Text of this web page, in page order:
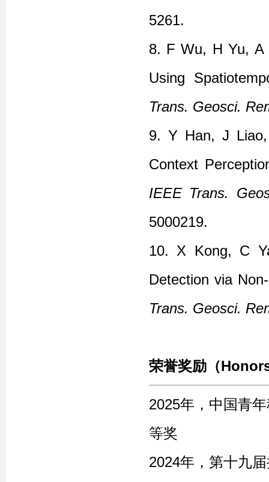
5261.
8. F Wu, H Yu,
Using
Trans. Geosci.
9. Y Han, J
Context
IEEE Trans.
5000219.
10. X Kong, C
Detection via
Trans. Geosci.
荣誉奖励（
2025年，中国青
等奖
2024年，第十九